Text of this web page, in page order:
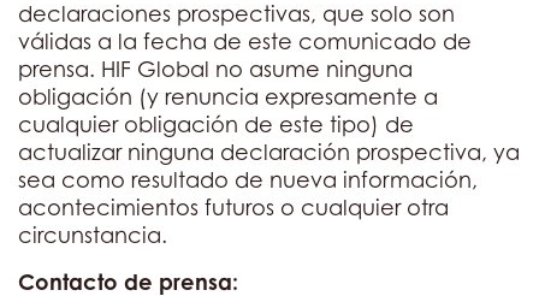
declaraciones prospectivas, que solo son
válidas a la fecha de este comunicado de
prensa. HIF Global no asume ninguna
obligación (y renuncia expresamente a
cualquier obligación de este tipo) de
actualizar ninguna declaración prospectiva, ya
sea como resultado de nueva información,
acontecimientos futuros o cualquier otra
circunstancia.
Contacto de prensa: